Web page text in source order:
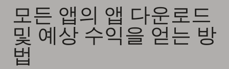
모든 앱의 앱 다운로드
및 예상 수익을 얻는 방
법